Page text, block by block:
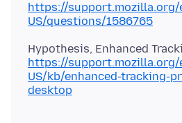
https://support.mozilla.org/
US/questions/1586765
https://support.mozilla.org/
US/kb/enhanced-tracking-
desktop